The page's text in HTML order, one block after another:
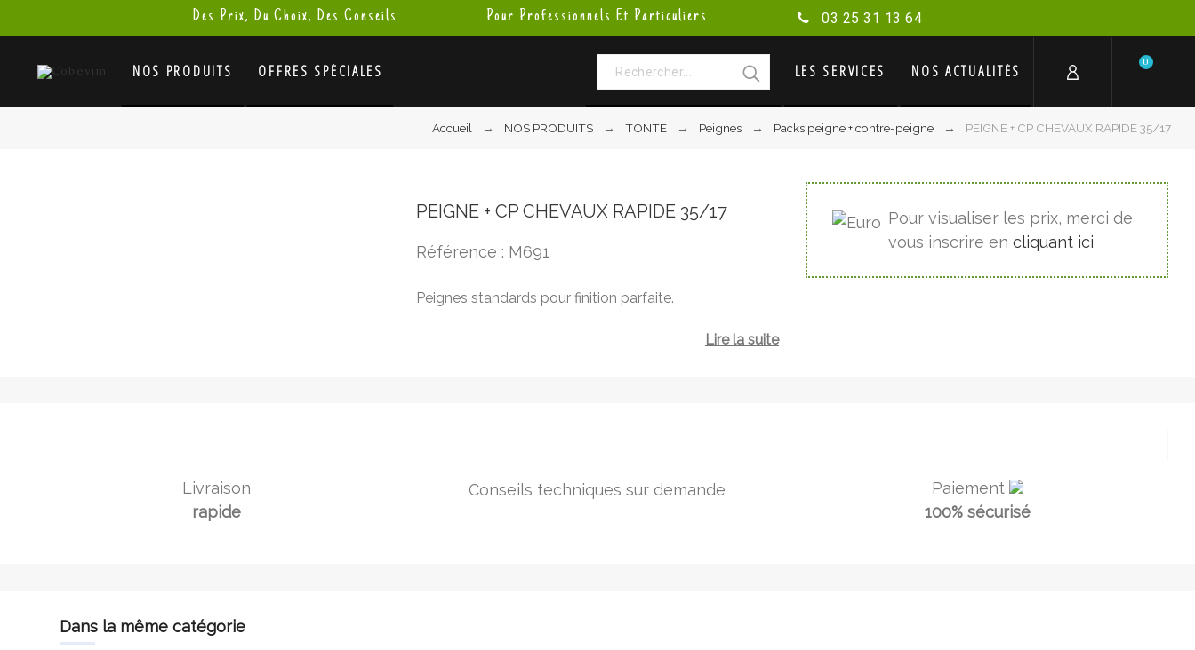
Des Prix, Du Choix, Des Conseils Pour Professionnels Et Particuliers 03 25 31 13 64
NOS PRODUITS OFFRES SPÉCIALES LES SERVICES NOS ACTUALITÉS 0
Accueil NOS PRODUITS TONTE Peignes Packs peigne + contre-peigne PEIGNE + CP CHEVAUX RAPIDE 35/17
PEIGNE + CP CHEVAUX RAPIDE 35/17
Référence : M691
Peignes standards pour finition parfaite.
Lire la suite
Pour visualiser les prix, merci de
vous inscrire en cliquant ici
Livraison
rapide
Conseils techniques sur demande
Paiement
100% sécurisé
dans la même catégorie